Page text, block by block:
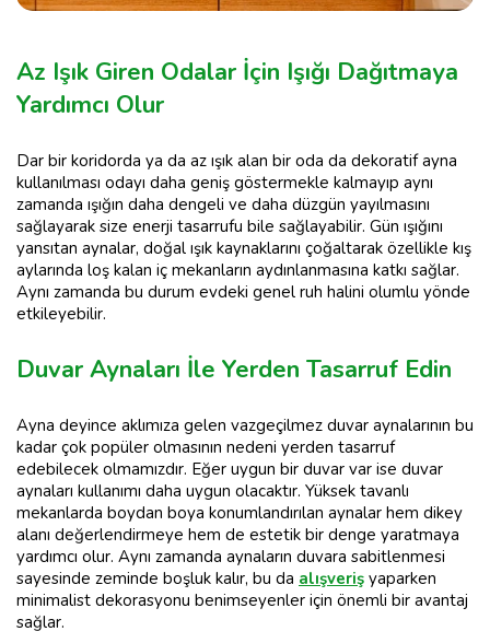
Az Işık Giren Odalar İçin Işığı Dağıtmaya
Yardımcı Olur
Dar bir koridorda ya da az ışık alan bir oda da dekoratif ayna
kullanılması odayı daha geniş göstermekle kalmayıp aynı
zamanda ışığın daha dengeli ve daha düzgün yayılmasını
sağlayarak size enerji tasarrufu bile sağlayabilir. Gün ışığını
yansıtan aynalar, doğal ışık kaynaklarını çoğaltarak özellikle kış
aylarında loş kalan iç mekanların aydınlanmasına katkı sağlar.
Aynı zamanda bu durum evdeki genel ruh halini olumlu yönde
etkileyebilir.
Duvar Aynaları İle Yerden Tasarruf Edin
Ayna deyince aklımıza gelen vazgeçilmez duvar aynalarının bu
kadar çok popüler olmasının nedeni yerden tasarruf
edebilecek olmamızdır. Eğer uygun bir duvar var ise duvar
aynaları kullanımı daha uygun olacaktır. Yüksek tavanlı
mekanlarda boydan boya konumlandırılan aynalar hem dikey
alanı değerlendirmeye hem de estetik bir denge yaratmaya
yardımcı olur. Aynı zamanda aynaların duvara sabitlenmesi
sayesinde zeminde boşluk kalır, bu da alışveriş yaparken
minimalist dekorasyonu benimseyenler için önemli bir avantaj
sağlar.